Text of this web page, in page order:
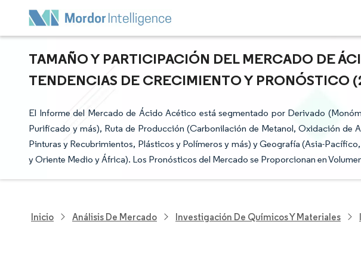
TAMAÑO Y PARTICIPACIÓN DEL MERCADO DE
TENDENCIAS DE CRECIMIENTO Y PRONÓSTICO
El Informe del Mercado de Ácido Acético está segmentado por Derivado
Purificado y más), Ruta de Producción (Carbonilación de Metanol, Oxidación de
Pinturas y Recubrimientos, Plásticos y Polímeros y más) y Geografía (Asia-
y Oriente Medio y África). Los Pronósticos del Mercado se Proporcionan en
Inicio Análisis De Mercado Investigación De Químicos Y Materiales